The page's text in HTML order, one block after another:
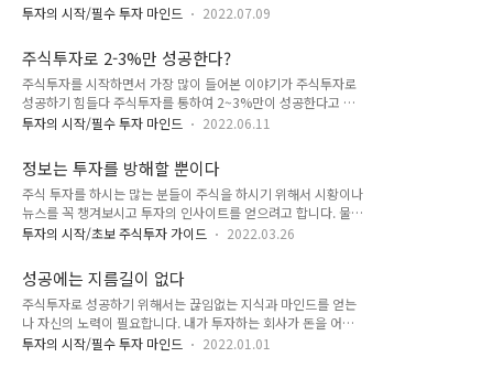
은 반드시 올라야 하고 혹시라고 내려가면 뭔가 잘못 되었다고
현재와 같이 인플레이션, 금리 인상, 경기침체, 사건 사고, 자연
재해 등 주식시장에는 늘 리..
통하여 성공을 했기 때문에 세계의 존경받는 투자자들이 추천하
에 시장의 일시적인 상황에 관여하지 않고 계속해서 투자하여 복
리의 효과를 최대한 누릴 수 있어서 푼돈이 아닌 경제적 자유를
이룰 수 있을 정도의 자산을 만들어 주기 때문입니다. 또한 10년
이상 장기투자를 할수록 원금에 대한 손실률이 0%에 가까워지
기 때문에 하락과 폭락장이 와도 자산을 자산을 보유 하는데 큰
가치 있는 기업 또는 성장하는 기업에 장기투자를 하라는 것입니
다. 그런데 가끔씩 장기투자에 부정적으..
투자의 시작/필수 투자 마인드 2022.07.09
주식투자로 2-3%만 성공한다?
주식투자를 시작하면서 가장 많이 들어본 이야기가 주식투자로
성공하기 힘들다 주식투자를 통하여 2~3%만이 성공한다고 말
합니다. 하지만 제가 주식투자로 성공한 사람들의 사례를 찾아보
오히려 제대로된 투자를 통하여 은퇴시 경제적자유를 얻으신 분
들에 대한 자료는 많았습니다. 정말 주식투자를 하면 2-3%만 성
공하는 것일까? 아마도 한국의 잘못된 투자방식으로 투자를 할
경우 그러할 가능성이 큽니다. 대부분 차트에 의존하거나 감에
의한 단기거래 투자방식입니다. 종목에 대한 차트와 거래량을 분
는 것입니다. 또는 시황을 보고 오를것 같은 종목 즉 테마주라는
것을 가지고 감으로 투자하는 방식입니다...
투자의 시작/필수 투자 마인드 2022.06.11
정보는 투자를 방해할 뿐이다
주식 투자를 하시는 많는 분들이 주식을 하시기 위해서 시황이나
뉴스를 꼭 챙겨보시고 투자의 인사이트를 얻으려고 합니다. 물론
주식을 투자하시는 분들은 경제의 흐름이나 방향, 트렌드, 소비
해서 정보를 얻어야 하기도 합니다. 왜냐하면 경제의 흐름이나
방향, 트렌드, 소비성향은 투자에 있어서 중요한 재료이기 때문
입니다. 그런데 이러한 경제의 흐름이나 방향, 트렌드, 소비성향
은 장기간에 걸쳐 천천히 바뀌어 갑니다. 짧게는 몇년 길게는 10
년 정도의 시간을 두고 바뀌어 갑니다. 그래서 우리는 뉴스나 미
투자의 시작/초보 주식투자 가이드 2022.03.26
성공에는 지름길이 없다
주식투자로 성공하기 위해서는 끊임없는 지식과 마인드를 얻는
나 자신의 노력이 필요합니다. 내가 투자하는 회사가 돈을 어떻
게 버는 회사인지 그리고 어떻게 자금은 운영하는지 얼마를 벌어
투자의 시작/필수 투자 마인드 2022.01.01